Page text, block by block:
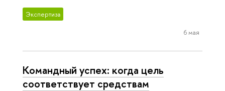
Экспертиза
6 мая
Командный успех: когда цель
соответствует средствам